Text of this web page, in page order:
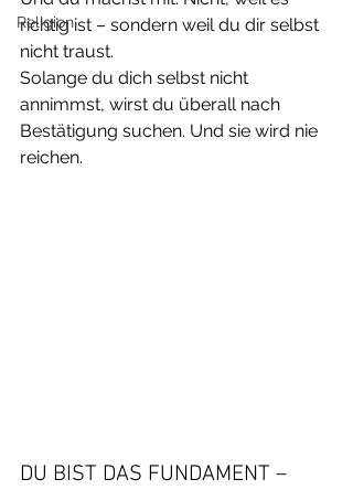
Religion
richtig ist – sondern weil du dir selbst
nicht traust.
Solange du dich selbst nicht
annimmst, wirst du überall nach
Bestätigung suchen. Und sie wird nie
reichen.
DU BIST DAS FUNDAMENT –